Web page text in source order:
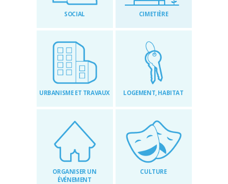
SOCIAL CIMETIÈRE
URBANISME ET TRAVAUX LOGEMENT, HABITAT
ORGANISER UN
ÉVÉNEMENT
CULTURE